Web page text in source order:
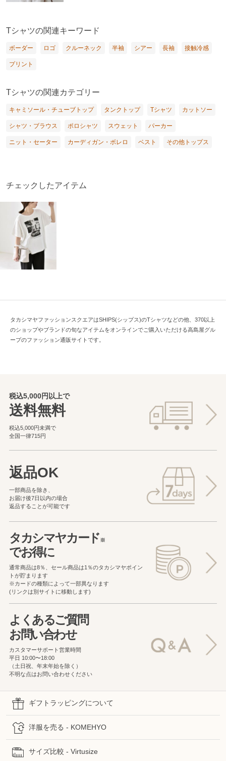
Tシャツの関連キーワード
ボーダー ロゴ クルーネック 半袖 シアー 長袖 接触冷感
プリント
Tシャツの関連カテゴリー
キャミソール・チューブトップ タンクトップ Tシャツ カットソー
シャツ・ブラウス ポロシャツ スウェット パーカー
ニット・セーター カーディガン・ボレロ ベスト その他トップス
チェックしたアイテム
タカシマヤファッションスクエアはSHIPS(シップス)のTシャツなどの他、370以上
のショップやブランドの旬なアイテムをオンラインでご購入いただける高島屋グル
ープのファッション通販サイトです。
税込5,000円以上で
送料無料
税込5,000円未満で
全国一律715円
返品OK
一部商品を除き、
お届け後7日以内の場合
返品することが可能です
タカシマヤカード※
でお得に
通常商品は8％、セール商品は1％のタカシマヤポイン
トが貯まります
※カードの種類によって一部異なります
(リンクは別サイトに移動します)
よくあるご質問
お問い合わせ
カスタマーサポート営業時間
平日 10:00〜18:00
（土日祝、年末年始を除く）
不明な点はお問い合わせください
ギフトラッピングについて
洋服を売る - KOMEHYO
サイズ比較 - Virtusize